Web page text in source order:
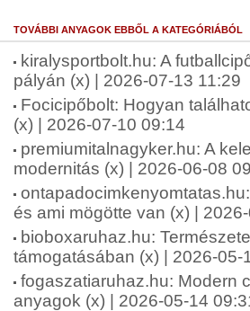
TOVÁBBI ANYAGOK EBBŐL A KATEGÓRIÁBÓL
kiralysportbolt.hu: A
pályán (x) | 2026-07-13 11:29
Focicipőbolt: Hogyan
(x) | 2026-07-10 09:14
premiumitalnagyker.hu: A
modernitás (x) | 2026-06-08
és ami mögötte van (x) |
bioboxaruhaz.hu:
támogatásában (x) | 2026-05-
fogaszatiaruhaz.hu: Modern
anyagok (x) | 2026-05-14